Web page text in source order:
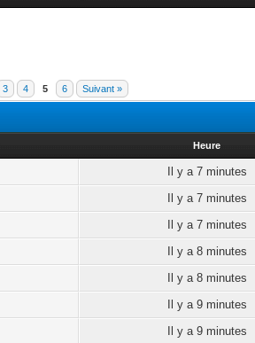
3 4 5 6 Suivant »
Heure
Il y a 7 minutes
Il y a 7 minutes
Il y a 7 minutes
Il y a 8 minutes
Il y a 8 minutes
Il y a 9 minutes
Il y a 9 minutes